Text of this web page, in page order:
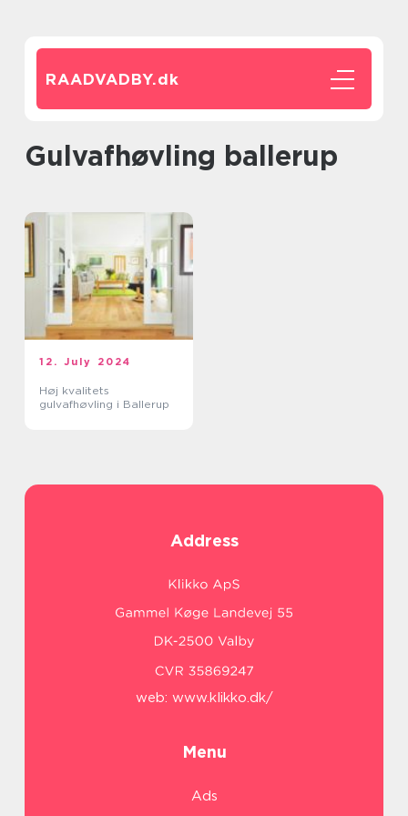
RAADVADBY.dk
gulvafhøvling ballerup
12. July 2024
Høj kvalitets
gulvafhøvling i Ballerup
Address
web: www.klikko.dk/
Menu
Ads